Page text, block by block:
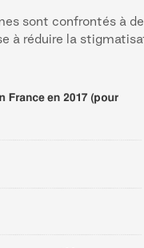
sont confrontés à
à réduire la